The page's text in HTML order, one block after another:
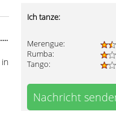
in
Ich tanze:
Merengue:
Rumba:
Tango:
Nachricht